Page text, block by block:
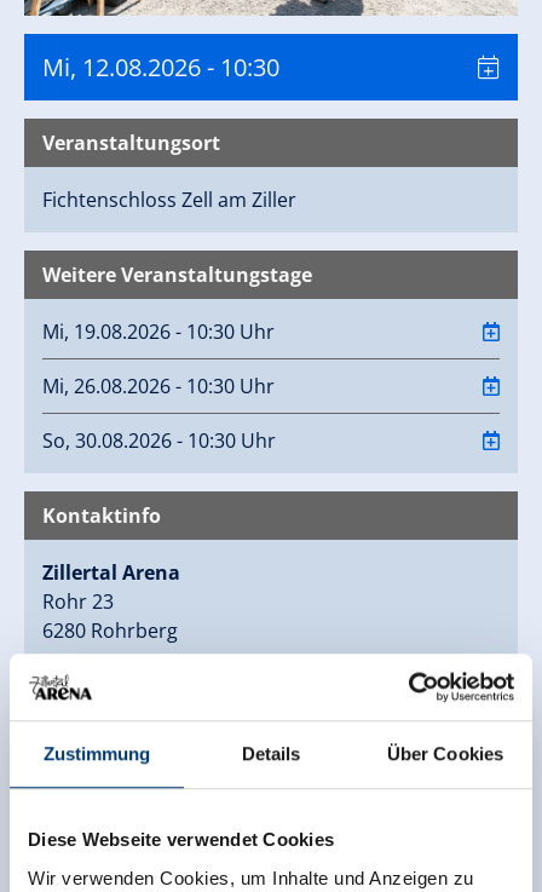
Zustimmung Details Über Cookies
Diese Webseite verwendet Cookies
Wir verwenden Cookies, um Inhalte und Anzeigen zu
Mi, 12.08.2026- 10:30
Veranstaltungsort
Fichtenschloss Zell am Ziller
Weitere Veranstaltungstage
Mi, 19.08.2026 - 10:30 Uhr
Mi, 26.08.2026 - 10:30 Uhr
So, 30.08.2026 - 10:30 Uhr
Kontaktinfo
Zillertal Arena
Rohr 23
6280 Rohrberg
(0043) 5282 7165
info@zillertalarena.com
www.zillertalarena.com